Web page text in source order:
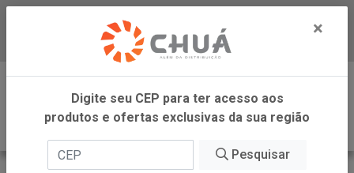
Baixe já nosso APP
0
×
Digite seu CEP para ter acesso aos
produtos e ofertas exclusivas da sua região
Pesquisar